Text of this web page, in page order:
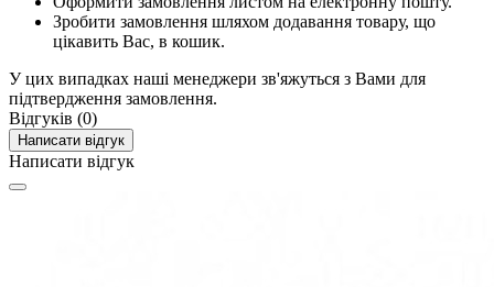
Зробити замовлення шляхом додавання товару, що
цікавить Вас, в кошик.
У цих випадках наші менеджери зв'яжуться з Вами для
підтвердження замовлення.
Відгуків (0)
Написати відгук
Написати відгук